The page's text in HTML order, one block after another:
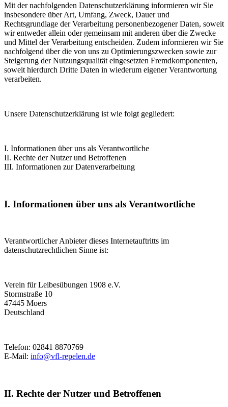
Mit der nachfolgenden Datenschutzerklärung informieren wir Sie
insbesondere über Art, Umfang, Zweck, Dauer und
Rechtsgrundlage der Verarbeitung personenbezogener Daten, soweit
wir entweder allein oder gemeinsam mit anderen über die Zwecke
und Mittel der Verarbeitung entscheiden. Zudem informieren wir Sie
nachfolgend über die von uns zu Optimierungszwecken sowie zur
Steigerung der Nutzungsqualität eingesetzten Fremdkomponenten,
soweit hierdurch Dritte Daten in wiederum eigener Verantwortung
verarbeiten.
Unsere Datenschutzerklärung ist wie folgt gegliedert:
I. Informationen über uns als Verantwortliche
II. Rechte der Nutzer und Betroffenen
III. Informationen zur Datenverarbeitung
I. Informationen über uns als Verantwortliche
Verantwortlicher Anbieter dieses Internetauftritts im
datenschutzrechtlichen Sinne ist:
Verein für Leibesübungen 1908 e.V.
Stormstraße 10
47445 Moers
Deutschland
Telefon: 02841 8870769
E-Mail: info@vfl-repelen.de
II. Rechte der Nutzer und Betroffenen